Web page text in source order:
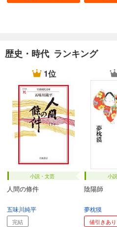
歴史・時代 ランキング
1位
小説・文芸
人間の條件
五味川純平
完結
小
陰陽師
夢枕獏
値引きあり